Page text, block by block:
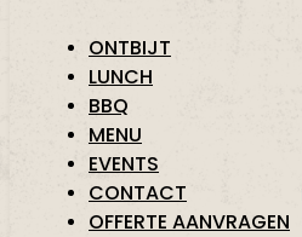
ONTBIJT
LUNCH
BBQ
MENU
EVENTS
CONTACT
OFFERTE AANVRAGEN
1250+ KLANTBEOORDELINGEN 9.5 / 10